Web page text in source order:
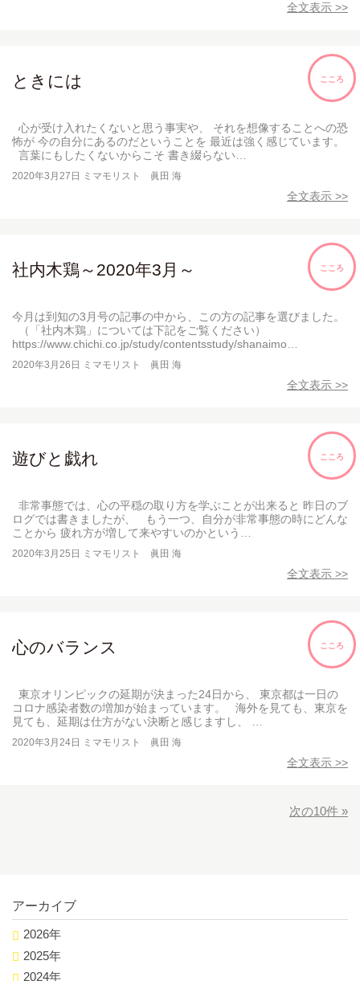
全文表示 >>
こころ
ときには
心が受け入れたくないと思う事実や、 それを想像することへの恐
怖が 今の自分にあるのだということを 最近は強く感じています。
言葉にもしたくないからこそ 書き綴らない…
2020年3月27日 ミマモリスト 眞田 海
全文表示 >>
こころ
社内木鶏～2020年3月～
今月は到知の3月号の記事の中から、この方の記事を選びました。
（「社内木鶏」については下記をご覧ください）
https://www.chichi.co.jp/study/contentsstudy/shanaimo…
2020年3月26日 ミマモリスト 眞田 海
全文表示 >>
こころ
遊びと戯れ
非常事態では、心の平穏の取り方を学ぶことが出来ると 昨日のブ
ログでは書きましたが、 もう一つ、自分が非常事態の時にどんな
ことから 疲れ方が増して来やすいのかという…
2020年3月25日 ミマモリスト 眞田 海
全文表示 >>
こころ
心のバランス
東京オリンピックの延期が決まった24日から、 東京都は一日の
コロナ感染者数の増加が始まっています。 海外を見ても、東京を
見ても、延期は仕方がない決断と感じますし、 …
2020年3月24日 ミマモリスト 眞田 海
全文表示 >>
次の10件 »
アーカイブ
2026年
2025年
2024年